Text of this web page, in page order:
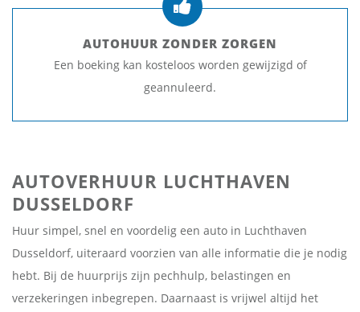
AUTOHUUR ZONDER ZORGEN
Een boeking kan kosteloos worden gewijzigd of
geannuleerd.
AUTOVERHUUR LUCHTHAVEN
DUSSELDORF
Huur simpel, snel en voordelig een auto in Luchthaven
Dusseldorf, uiteraard voorzien van alle informatie die je nodig
hebt. Bij de huurprijs zijn pechhulp, belastingen en
verzekeringen inbegrepen. Daarnaast is vrijwel altijd het